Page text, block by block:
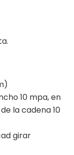
10 mpa, en
la cadena 10
girar